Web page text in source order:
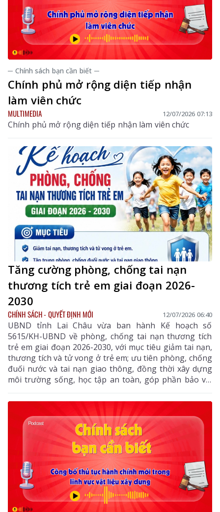
─ Chính sách bạn cần biết ─
Chính phủ mở rộng diện tiếp nhận
làm viên chức
MULTIMEDIA 12/07/2026 07:13
Chính phủ mở rộng diện tiếp nhận làm viên chức
Tăng cường phòng, chống tai nạn
thương tích trẻ em giai đoạn 2026-
2030
CHÍNH SÁCH - QUYẾT ĐỊNH MỚI 12/07/2026 06:40
UBND tỉnh Lai Châu vừa ban hành Kế hoạch số
5615/KH-UBND về phòng, chống tai nạn thương tích
trẻ em giai đoạn 2026-2030, với mục tiêu giảm tai nạn,
thương tích và tử vong ở trẻ em; ưu tiên phòng, chống
đuối nước và tai nạn giao thông, đồng thời xây dựng
môi trường sống, học tập an toàn, góp phần bảo vệ,
chăm sóc và phát triển toàn diện trẻ em trên địa bàn
tỉnh.